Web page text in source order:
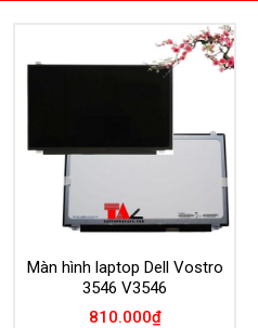
Màn hình laptop Dell Vostro
3546 V3546
810.000₫